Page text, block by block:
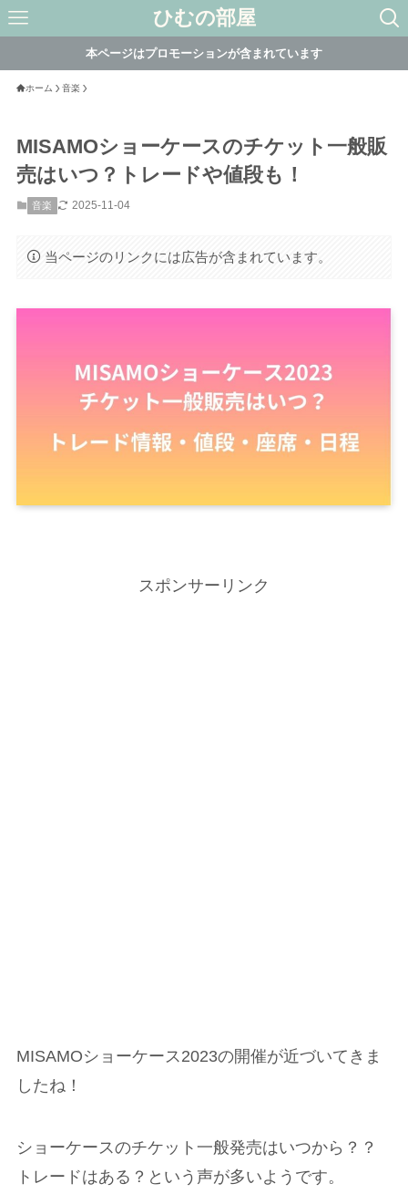
ひむの部屋
本ページはプロモーションが含まれています
ホーム 音楽
MISAMOショーケースのチケット一般販
売はいつ？トレードや値段も！
音楽 2025-11-04
当ページのリンクには広告が含まれています。
スポンサーリンク
MISAMOショーケース2023の開催が近づいてきま
したね！
ショーケースのチケット一般発売はいつから？？
トレードはある？という声が多いようです。